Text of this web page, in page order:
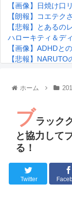
【画像】日焼け口
【朗報】コエテ
【悲報】とあるの
ハローキティ＆デ
【画像】ADHDと
【悲報】
『進撃の巨人』で
るろうに剣心 -明
同盟、帝国、フェ
Powered by
ホーム
ブラック
と協力して
る！
Twitter